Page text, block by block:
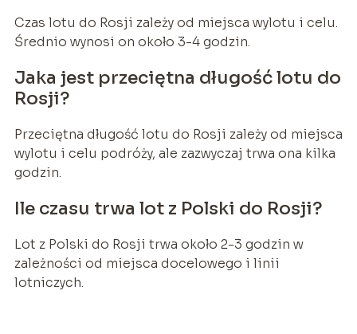
Czas lotu do Rosji zależy od miejsca wylotu i celu.
Średnio wynosi on około 3-4 godzin.
Jaka jest przeciętna długość lotu do
Rosji?
Przeciętna długość lotu do Rosji zależy od miejsca
wylotu i celu podróży, ale zazwyczaj trwa ona kilka
godzin.
Ile czasu trwa lot z Polski do Rosji?
Lot z Polski do Rosji trwa około 2-3 godzin w
zależności od miejsca docelowego i linii
lotniczych.